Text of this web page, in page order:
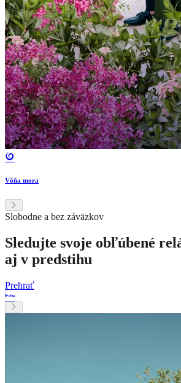
Vôňa mora
Slobodne a bez záväzkov
Sledujte svoje obľúbené
aj v predstihu
Prehrať